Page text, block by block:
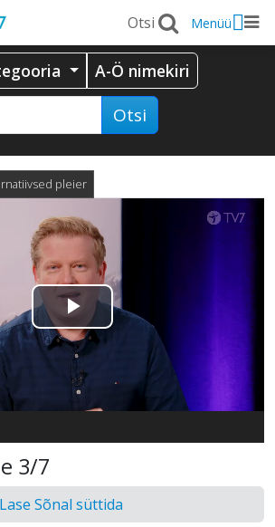
Menüü
A-Ö nimekiri
Otsi
pleier
Esita
video
3/7
Lase Sõnal süttida